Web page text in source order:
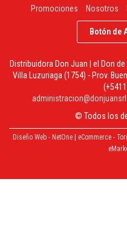
Promociones Nosotros
Botón de
Distribuidora Don Juan | el Don
Villa Luzuriaga (1754) - Prov.
© Todos los
Diseño Web - NetOne| eCommerce -